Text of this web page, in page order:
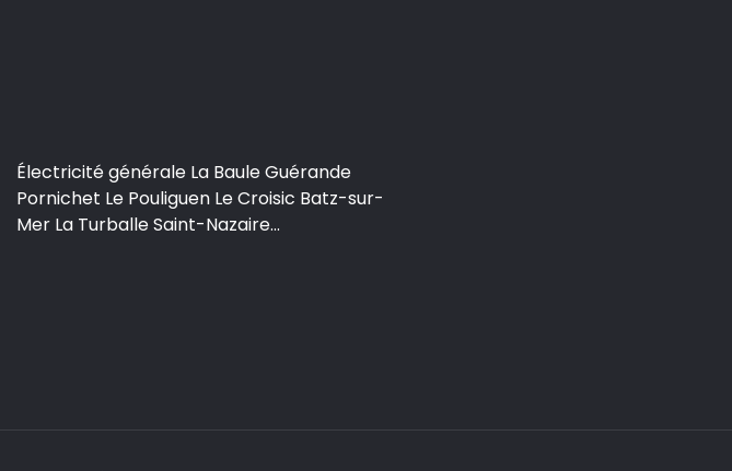
Électricité générale La Baule Guérande
Pornichet Le Pouliguen Le Croisic Batz-sur-
Mer La Turballe Saint-Nazaire...